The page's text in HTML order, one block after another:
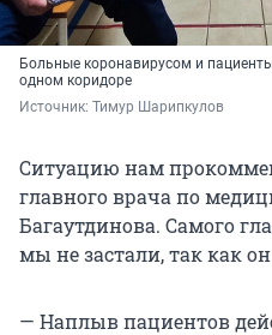
Больные коронавирусом и
одном коридоре
Источник: Тимур Шарипкулов
Ситуацию нам
главного врача по
Багаутдинова. Самого
мы не застали, так как
— Наплыв пациентов